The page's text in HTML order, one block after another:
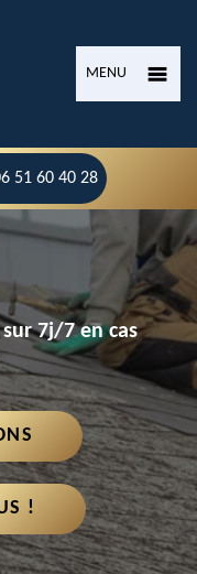
MENU
51 60 40 28
7j/7 en cas
!